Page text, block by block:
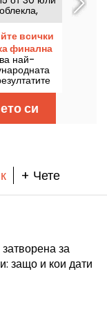
Тази
Ransom,
всички
финална
най-
си
+ Чете
за
защо и кои дати